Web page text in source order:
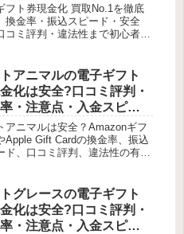
解説【最新版】
フト券現金化 買取No.1を徹底
換金率・振込スピード・安全
コミ評判・違法性まで初心者に
ギフトカードなどの電子ギ
を、オンライン...
アニマルの電子ギフト
化は安全?口コミ評判・
・注意点・入金スピー
徹底解説【最新版】
アニマルは安全？Amazonギフ
Apple Gift Cardの換金率、振込
ド、口コミ評判、違法性の有無
ギフト券やApple Gift Car...
グレースの電子ギフト
化は安全?口コミ評判・
・注意点・入金スピー